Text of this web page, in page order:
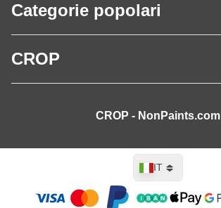
Categorie popolari
CROP
CROP - NonPaints.com
Lingua
IT